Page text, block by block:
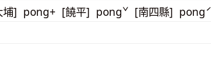
] pong+ [饒平] pongˇ [南四縣] pongˊ